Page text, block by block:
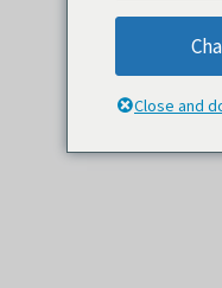
Close and